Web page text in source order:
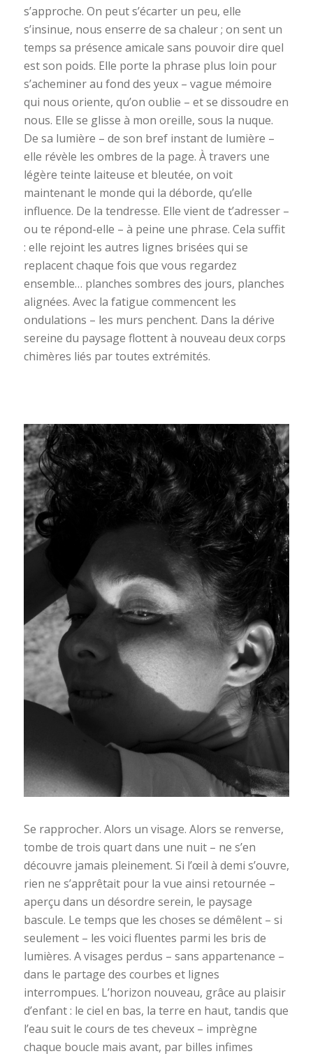
s’approche. On peut s’écarter un peu, elle
s’insinue, nous enserre de sa chaleur ; on sent un
temps sa présence amicale sans pouvoir dire quel
est son poids. Elle porte la phrase plus loin pour
s’acheminer au fond des yeux – vague mémoire
qui nous oriente, qu’on oublie – et se dissoudre en
nous. Elle se glisse à mon oreille, sous la nuque.
De sa lumière – de son bref instant de lumière –
elle révèle les ombres de la page. À travers une
légère teinte laiteuse et bleutée, on voit
maintenant le monde qui la déborde, qu’elle
influence. De la tendresse. Elle vient de t’adresser –
ou te répond-elle – à peine une phrase. Cela suffit
: elle rejoint les autres lignes brisées qui se
replacent chaque fois que vous regardez
ensemble… planches sombres des jours, planches
alignées. Avec la fatigue commencent les
ondulations – les murs penchent. Dans la dérive
sereine du paysage flottent à nouveau deux corps
chimères liés par toutes extrémités.
Se rapprocher. Alors un visage. Alors se renverse,
tombe de trois quart dans une nuit – ne s’en
découvre jamais pleinement. Si l’œil à demi s’ouvre,
rien ne s’apprêtait pour la vue ainsi retournée –
aperçu dans un désordre serein, le paysage
bascule. Le temps que les choses se démêlent – si
seulement – les voici fluentes parmi les bris de
lumières. A visages perdus – sans appartenance –
dans le partage des courbes et lignes
interrompues. L’horizon nouveau, grâce au plaisir
d’enfant : le ciel en bas, la terre en haut, tandis que
l’eau suit le cours de tes cheveux – imprègne
chaque boucle mais avant, par billes infimes